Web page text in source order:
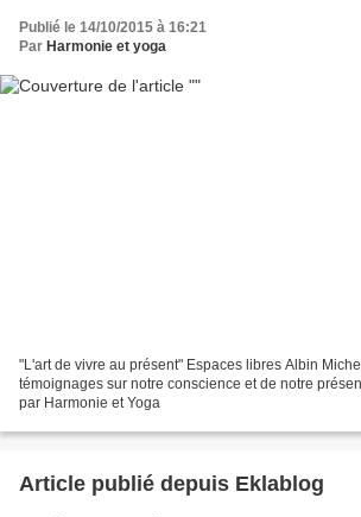
Publié le 14/10/2015 à 16:21
Par Harmonie et yoga
"L'art de vivre au présent" Espaces libres Albin
témoignages sur notre conscience et de notre
par Harmonie et Yoga
Article publié depuis Eklablog